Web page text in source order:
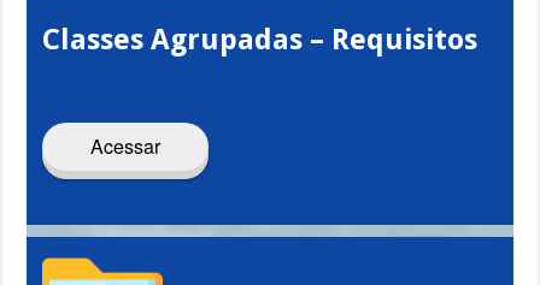
Classes Agrupadas – Requisitos
Acessar